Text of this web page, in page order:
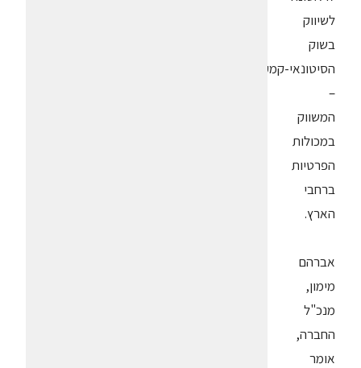
לשיווק
בשוק
הסיטונאי-קמעונאי
–
המשווק
במכולות
הפרטיות
ברחבי
הארץ.
אברהם
מימון,
מנכ"ל
החברה,
אומר